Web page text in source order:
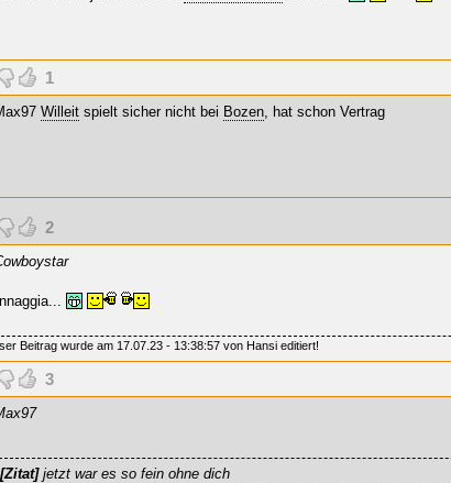
1
Willeit spielt sicher nicht bei Bozen, hat schon Vertrag
2
Beitrag wurde am 17.07.23 - 13:38:57 von Hansi editiert!
3
[Zitat] jetzt war es so fein ohne dich